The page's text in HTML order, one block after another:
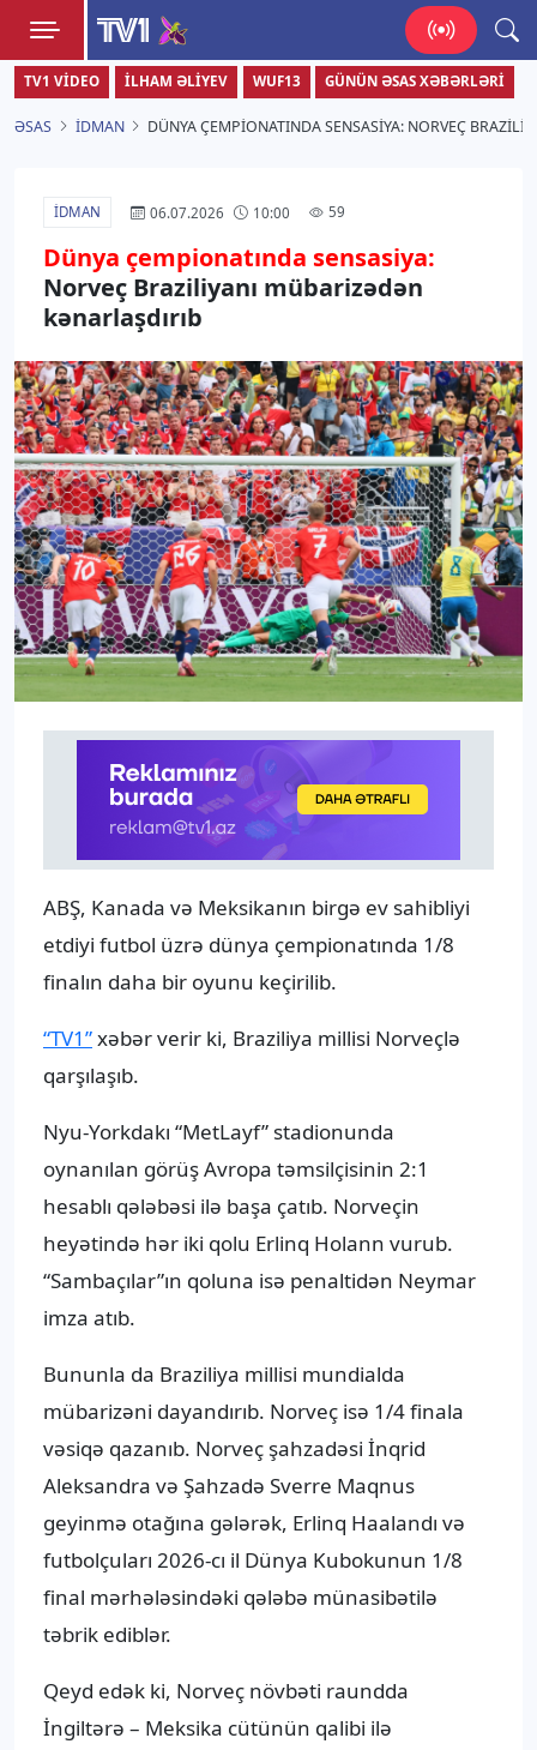
TV1
Zamanı bizimlə yaşa!
TV1 VIDEO İLHAM ƏLIYEV WUF13 GÜNÜN ƏSAS XƏBƏRLƏRI
ƏSAS İDMAN DÜNYA ÇEMPIONATINDA SENSASIYA: NORVEÇ
İDMAN 06.07.2026 10:00 59
Dünya çempionatında sensasiya:
Norveç Braziliyanı mübarizədən
kənarlaşdırıb
ABŞ, Kanada və Meksikanın birgə ev sahibliyi
etdiyi futbol üzrə dünya çempionatında 1/8
finalın daha bir oyunu keçirilib.
“TV1”xəbər verir ki, Braziliya millisi Norveçlə
qarşılaşıb.
Nyu-Yorkdakı “MetLayf” stadionunda
oynanılan görüş Avropa təmsilçisinin 2:1
hesablı qələbəsi ilə başa çatıb. Norveçin
heyətində hər iki qolu Erlinq Holann vurub.
“Sambaçılar”ın qoluna isə penaltidən Neymar
imza atıb.
Bununla da Braziliya millisi mundialda
mübarizəni dayandırıb. Norveç isə 1/4 finala
vəsiqə qazanıb. Norveç şahzadəsi İnqrid
Aleksandra və Şahzadə Sverre Maqnus
geyinmə otağına gələrək, Erlinq Haalandı və
futbolçuları 2026-cı il Dünya Kubokunun 1/8
final mərhələsindəki qələbə münasibətilə
təbrik ediblər.
Qeyd edək ki, Norveç növbəti raundda
İngiltərə – Meksika cütünün qalibi ilə